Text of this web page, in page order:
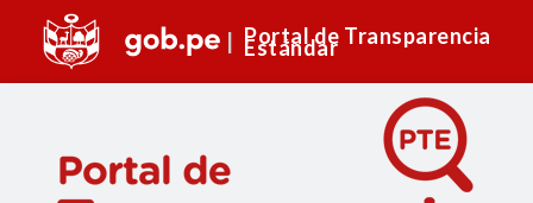
Portal de Transparencia
Estándar